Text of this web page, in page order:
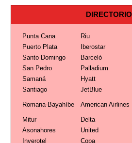
DIRECTORIO
Punta Cana Riu
Puerto Plata
Iberostar
Santo Domingo
Barceló
San Pedro
Palladium
Samaná
Hyatt
Santiago
JetBlue
Romana-Bayahíbe American Airlines
Mitur
Delta
Asonahores
United
Inverotel
Copa